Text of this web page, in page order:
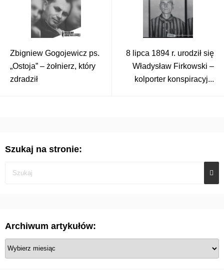
Zbigniew Gogojewicz ps.
„Ostoja” – żołnierz, który
zdradził
8 lipca 1894 r. urodził się
Władysław Firkowski –
kolporter konspiracyj...
Szukaj na stronie:
Archiwum artykułów:
A
r